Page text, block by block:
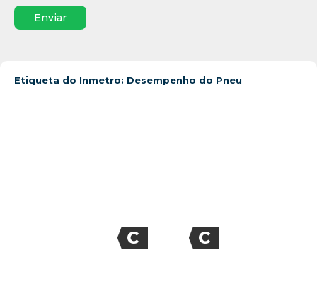
Enviar
Etiqueta do Inmetro: Desempenho do Pneu
C C